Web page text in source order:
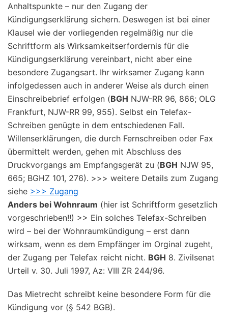
Anhaltspunkte – nur den Zugang der
Kündigungserklärung sichern. Deswegen ist bei einer
Klausel wie der vorliegenden regelmäßig nur die
Schriftform als Wirksamkeitserfordernis für die
Kündigungserklärung vereinbart, nicht aber eine
besondere Zugangsart. Ihr wirksamer Zugang kann
infolgedessen auch in anderer Weise als durch einen
Einschreibebrief erfolgen (BGH NJW-RR 96, 866; OLG
Frankfurt, NJW-RR 99, 955). Selbst ein Telefax-
Schreiben genügte in dem entschiedenen Fall.
Willenserklärungen, die durch Fernschreiben oder Fax
übermittelt werden, gehen mit Abschluss des
Druckvorgangs am Empfangsgerät zu (BGH NJW 95,
665; BGHZ 101, 276). >>> weitere Details zum Zugang
siehe >>> Zugang
Anders bei Wohnraum (hier ist Schriftform gesetzlich
vorgeschrieben!!) >> Ein solches Telefax-Schreiben
wird – bei der Wohnraumkündigung – erst dann
wirksam, wenn es dem Empfänger im Orginal zugeht,
der Zugang per Telefax reicht nicht. BGH 8. Zivilsenat
Urteil v. 30. Juli 1997, Az: VIII ZR 244/96.
Das Mietrecht schreibt keine besondere Form für die
Kündigung vor (§ 542 BGB).